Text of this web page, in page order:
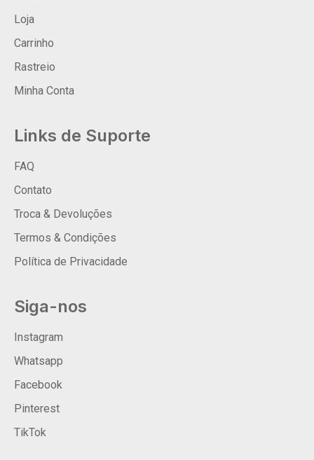
Loja
Carrinho
Rastreio
Minha Conta
Links de Suporte
FAQ
Contato
Troca & Devoluções
Termos & Condições
Política de Privacidade
Siga-nos
Instagram
Whatsapp
Facebook
Pinterest
TikTok